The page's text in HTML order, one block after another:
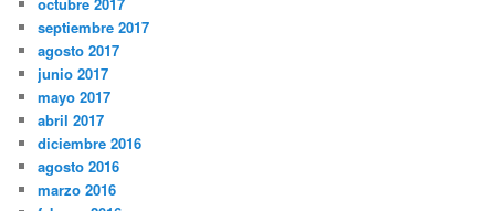
septiembre 2017
agosto 2017
junio 2017
mayo 2017
abril 2017
diciembre 2016
agosto 2016
marzo 2016